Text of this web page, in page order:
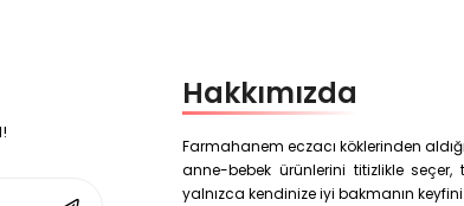
Hakkımızda
Farmahanem eczacı köklerinden
anne-bebek ürünlerini titizlikle
yalnızca kendinize iyi bakmanın